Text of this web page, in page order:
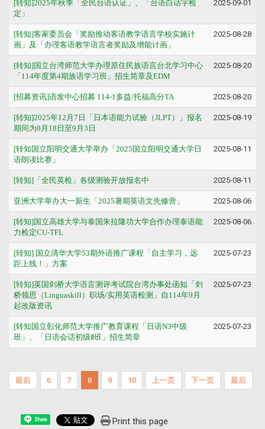
[转知]2025年秋季「全民台语认证」、「台语白话字检
定」
2025-09-01
[转知]客家委员会「奖励推动客语教学语言学校实施计
画」及「办理客语教学语言者奖励及增能计画」
2025-08-28
[转知]国立台湾师范大学办理原住民族语言台北学习中心
「114年度第4期族语学习班」招生简章及EDM
2025-08-20
[招募资讯]语发中心招募 114-1多益/托福高分TA 2025-08-20
[转知]2025年12月7日「日本语能力试验（JLPT）」报名
期间为8月18日至9月3日
2025-08-19
[转知国立阳明交通大学举办「2025国立阳明交通大学日
语朗读比赛」
2025-08-11
[转知]「全民英检」各级测验开放报名中 2025-08-11
亚洲大学举办大一新生「2025暑期英语文先修营」 2025-08-06
[转知]国立高雄大学与泰国朱拉隆功大学合作办理泰语能
力检定CU-TFL
2025-08-06
[转知] 国立清华大学53期外语推广课程「自主学习，远
距上线！」方案
2025-07-23
[转知]英国剑桥大学语言测评考试院台湾办事处函知「剑
桥领思（Linguaskill）职场/实用英语检测」自114年9月
起改版资讯
2025-07-23
[转知国立彰化师范大学推广教育课程「日语N3中级
班」、「日语会话初级Ⅱ班」招生简章
2025-07-23
最前 6 7 8 9 10 上一页 下一页 最后
Share Print this page